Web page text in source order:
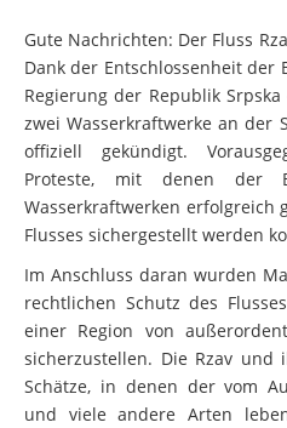
Gute Nachrichten: Der Fluss
Dank der Entschlossenheit
Regierung der Republik
zwei Wasserkraftwerke an der
offiziell gekündigt.
Proteste, mit denen der
Wasserkraftwerken erfolgreich
Flusses sichergestellt werden
Im Anschluss daran wurden
rechtlichen Schutz des
einer Region von
sicherzustellen. Die Rzav und
Schätze, in denen der vom
und viele andere Arten